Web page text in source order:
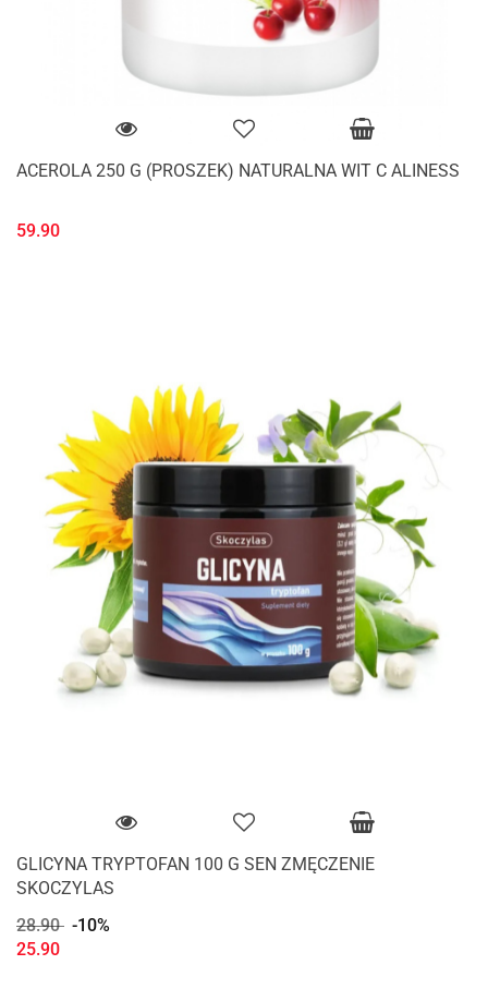
ACEROLA 250 G (PROSZEK) NATURALNA WIT C ALINESS
59.90
GLICYNA TRYPTOFAN 100 G SEN ZMĘCZENIE
SKOCZYLAS
28.90 -10%
25.90